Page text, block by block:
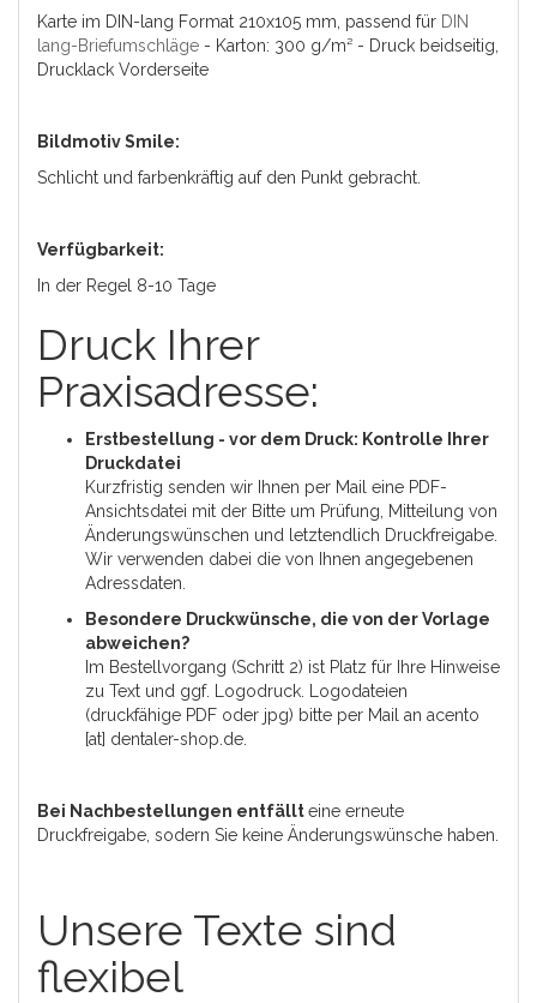
Karte im DIN-lang Format 210x105 mm, passend für DIN
lang-Briefumschläge - Karton: 300 g/m² - Druck beidseitig,
Drucklack Vorderseite
Bildmotiv Smile:
Schlicht und farbenkräftig auf den Punkt gebracht.
Verfügbarkeit:
In der Regel 8-10 Tage
Druck Ihrer
Praxisadresse:
Erstbestellung - vor dem Druck: Kontrolle Ihrer
Druckdatei
Kurzfristig senden wir Ihnen per Mail eine PDF-
Ansichtsdatei mit der Bitte um Prüfung, Mitteilung von
Änderungswünschen und letztendlich Druckfreigabe.
Wir verwenden dabei die von Ihnen angegebenen
Adressdaten.
Besondere Druckwünsche, die von der Vorlage
abweichen?
Im Bestellvorgang (Schritt 2) ist Platz für Ihre Hinweise
zu Text und ggf. Logodruck. Logodateien
(druckfähige PDF oder jpg) bitte per Mail an acento
[at] dentaler-shop.de.
Bei Nachbestellungen entfällteine erneute
Druckfreigabe, sodern Sie keine Änderungswünsche haben.
Unsere Texte sind
flexibel